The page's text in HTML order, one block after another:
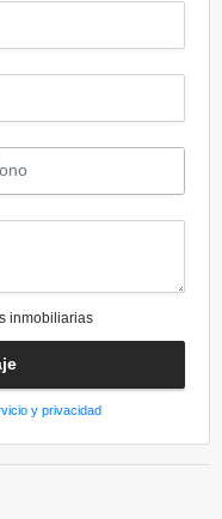
inmobiliarias
y privacidad